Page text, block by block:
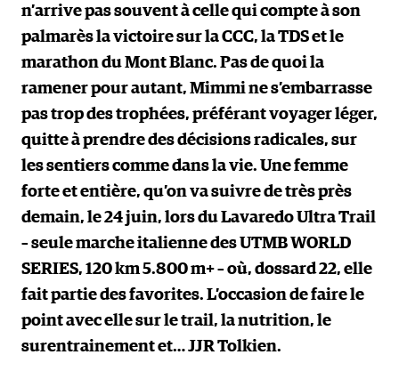
n’arrive pas souvent à celle qui compte à son
palmarès la victoire sur la CCC, la TDS et le
marathon du Mont Blanc. Pas de quoi la
ramener pour autant, Mimmi ne s’embarrasse
pas trop des trophées, préférant voyager léger,
quitte à prendre des décisions radicales, sur
les sentiers comme dans la vie. Une femme
forte et entière, qu’on va suivre de très près
demain, le 24 juin, lors du Lavaredo Ultra Trail
– seule marche italienne des UTMB WORLD
SERIES, 120 km 5.800 m+ – où, dossard 22, elle
fait partie des favorites. L’occasion de faire le
point avec elle sur le trail, la nutrition, le
surentrainement et… JJR Tolkien.